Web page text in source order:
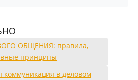
ОБЩЕНИЯ: правила,
принципы
коммуникация в деловом